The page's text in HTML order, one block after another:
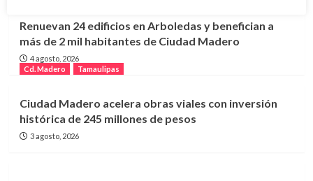
Renuevan 24 edificios en Arboledas y benefician a
más de 2 mil habitantes de Ciudad Madero
4 agosto, 2026
Cd. Madero
Tamaulipas
Ciudad Madero acelera obras viales con inversión
histórica de 245 millones de pesos
3 agosto, 2026